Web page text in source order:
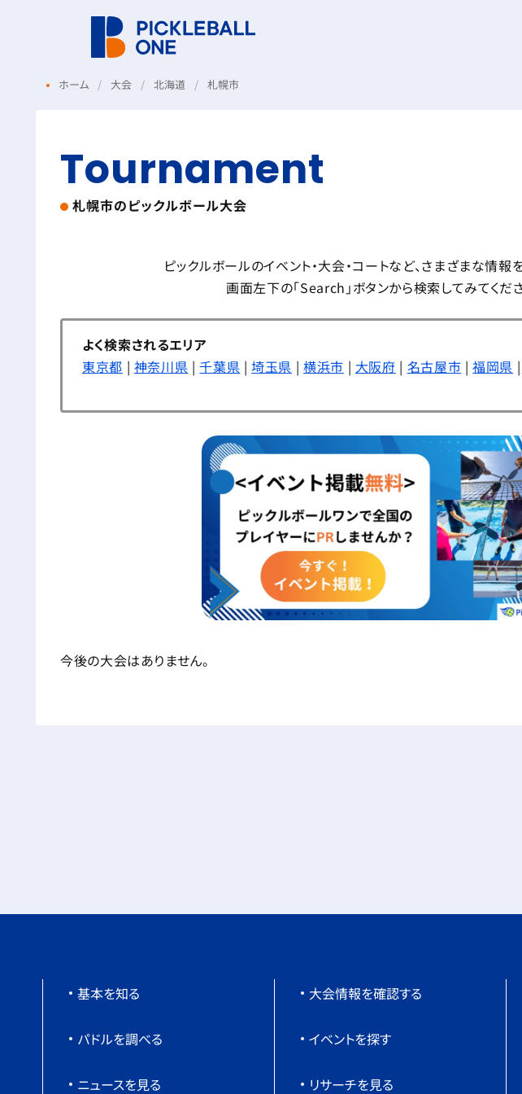
ホーム 大会 北海道 札幌市
Tournament
札幌市のピックルボール大会
ピックルボールのイベント・大会・コートなど、さまざまな情報
画面左下の「Search」ボタンから検索してみてくださ
よく検索されるエリア
東京都 | 神奈川県 |千葉県 |埼玉県 |横浜市 | 大阪府 | 名古屋市 |福岡県
今後の大会はありません。
基本を知る
パドルを調べる
ニュースを見る
大会情報を確認する
イベントを探す
リサーチを見る